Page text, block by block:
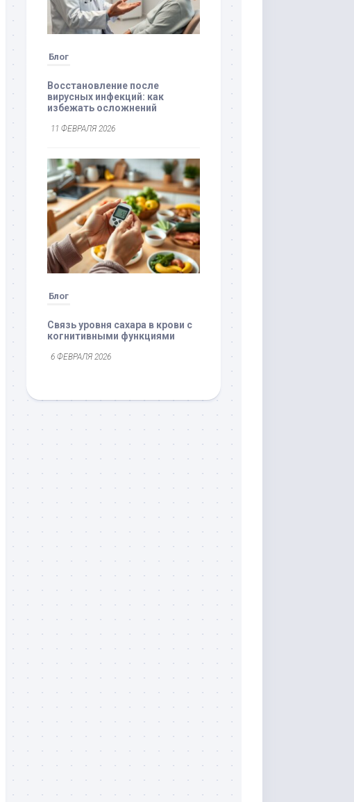
Блог
Восстановление после
вирусных инфекций: как
избежать осложнений
11 ФЕВРАЛЯ 2026
Блог
Связь уровня сахара в крови с
когнитивными функциями
6 ФЕВРАЛЯ 2026